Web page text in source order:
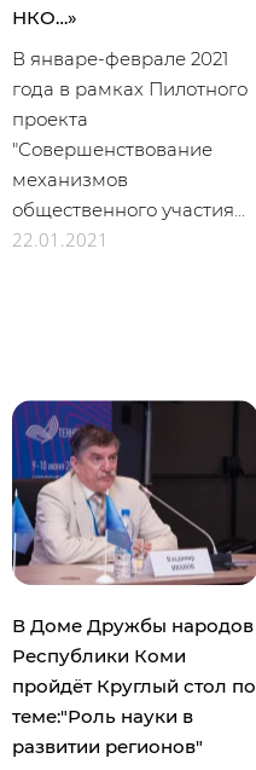
НКО…»
В январе-феврале 2021
года в рамках Пилотного
проекта
"Совершенствование
механизмов
общественного участия...
22.01.2021
В Доме Дружбы народов
Республики Коми
пройдёт Круглый стол по
теме:"Роль науки в
развитии регионов"